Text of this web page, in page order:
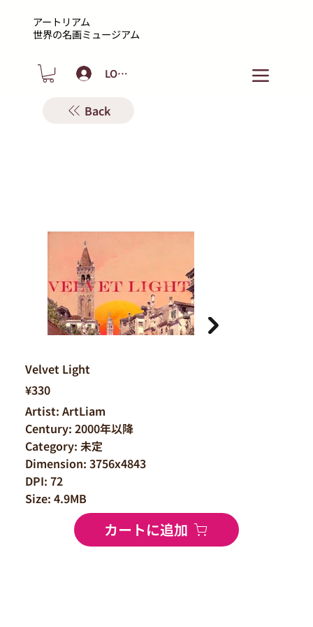
アートリアム
​世界の名画ミュージアム
LOGIN
Back
¥330
Artist: ArtLiam
Century: 2000年以降
Category: 未定
Dimension: 3756x4843
DPI: 72
Size: 4.9MB
カートに追加
Velvet Light